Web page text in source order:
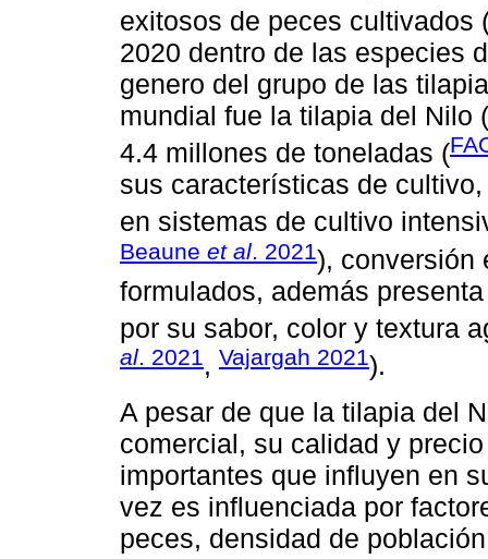
exitosos de peces cultivados
2020 dentro de las especies
genero del grupo de las
mundial fue la tilapia del Nilo (
4.4 millones de toneladas (
sus características de
en sistemas de cultivo
Beaune et al. 2021), conversión
formulados, además
por su sabor, color y textura
al. 2021, Vajargah 2021).
A pesar de que la tilapia del
comercial, su calidad y
importantes que influyen en
vez es influenciada por
peces, densidad de